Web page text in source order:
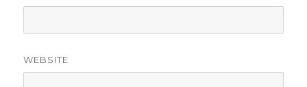
WEBSITE